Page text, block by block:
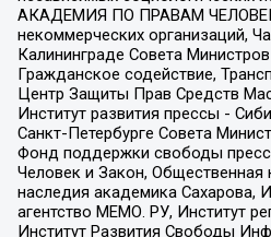
АКАДЕМИЯ ПО ПРАВАМ
некоммерческих организаций,
Калининграде Совета
Гражданское содействие,
Центр Защиты Прав Средств
Институт развития прессы -
Санкт-Петербурге Совета
Фонд поддержки свободы
Человек и Закон, Общественная
наследия академика Сахарова,
агентство МЕМО. РУ, Институт
Институт Развития Свободы